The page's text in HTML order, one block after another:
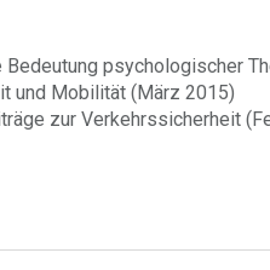
psychologischer
und Mobilität (März 2015)
zur Verkehrssicherheit